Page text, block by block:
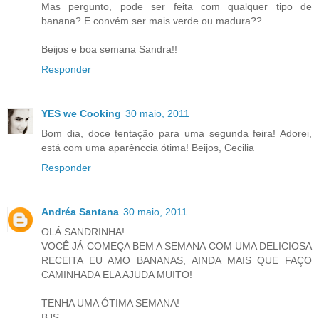
Mas pergunto, pode ser feita com qualquer tipo de
banana? E convém ser mais verde ou madura??
Beijos e boa semana Sandra!!
Responder
YES we Cooking 30 maio, 2011
Bom dia, doce tentação para uma segunda feira! Adorei,
está com uma aparênccia ótima! Beijos, Cecilia
Responder
Andréa Santana 30 maio, 2011
OLÁ SANDRINHA!
VOCÊ JÁ COMEÇA BEM A SEMANA COM UMA DELICIOSA
RECEITA EU AMO BANANAS, AINDA MAIS QUE FAÇO
CAMINHADA ELA AJUDA MUITO!
TENHA UMA ÓTIMA SEMANA!